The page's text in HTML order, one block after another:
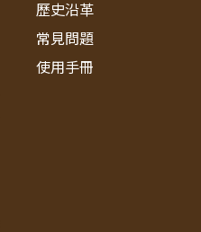
歷史沿革
常見問題
使用手冊